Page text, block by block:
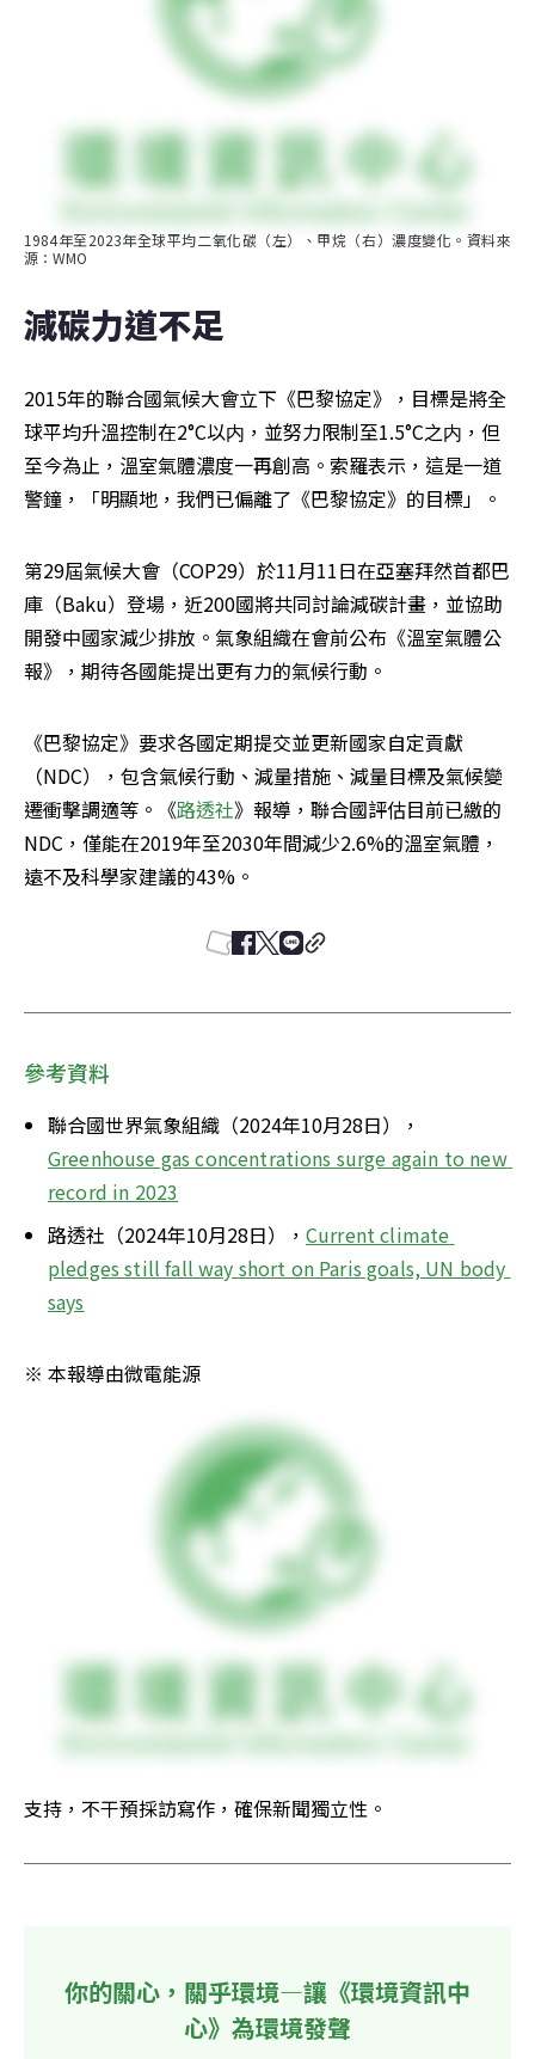
1984年至2023年全球平均二氧化碳（左）、甲烷（右）濃度變化。資料來
源：WMO
減碳力道不足
2015年的聯合國氣候大會立下《巴黎協定》，目標是將全
球平均升溫控制在2°C以内，並努力限制至1.5°C之内，但
至今為止，溫室氣體濃度一再創高。索羅表示，這是一道
警鐘，「明顯地，我們已偏離了《巴黎協定》的目標」。
第29屆氣候大會（COP29）於11月11日在亞塞拜然首都巴
庫（Baku）登場，近200國將共同討論減碳計畫，並協助
開發中國家減少排放。氣象組織在會前公布《溫室氣體公
報》，期待各國能提出更有力的氣候行動。
《巴黎協定》要求各國定期提交並更新國家自定貢獻
（NDC），包含氣候行動、減量措施、減量目標及氣候變
遷衝擊調適等。《路透社》報導，聯合國評估目前已繳的
NDC，僅能在2019年至2030年間減少2.6%的溫室氣體，
遠不及科學家建議的43%。
參考資料
聯合國世界氣象組織（2024年10月28日），
Greenhouse gas concentrations surge again to new
record in 2023
路透社（2024年10月28日）， Current climate
pledges still fall way short on Paris goals, UN body
says
※ 本報導由微電能源
支持，不干預採訪寫作，確保新聞獨立性。
你的關心，關乎環境—讓《環境資訊中
心》為環境發聲